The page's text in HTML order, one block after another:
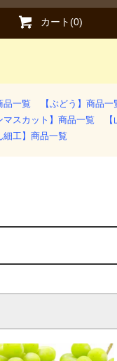
カート(0)
品一覧
【ぶどう】商品一
マスカット】商品一覧
細工】商品一覧